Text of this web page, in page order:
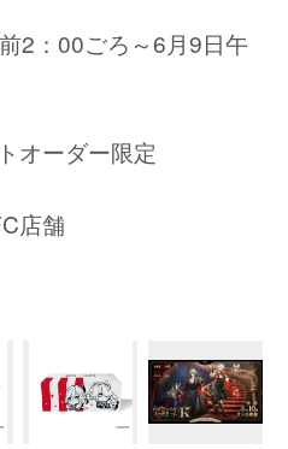
2：00ごろ～6月9日午
オーダー限定
店舗